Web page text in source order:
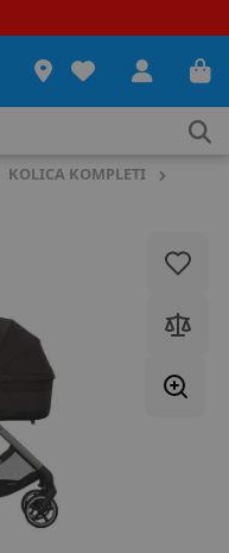
KOLICA KOMPLETI